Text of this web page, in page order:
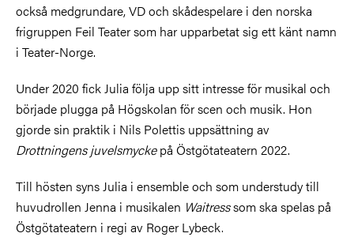
också medgrundare, VD och skådespelare i den norska
frigruppen Feil Teater som har upparbetat sig ett känt namn
i Teater-Norge.
Under 2020 fick Julia följa upp sitt intresse för musikal och
började plugga på Högskolan för scen och musik. Hon
gjorde sin praktik i Nils Polettis uppsättning av
Drottningens juvelsmyckepå Östgötateatern 2022.
Till hösten syns Julia i ensemble och som understudy till
huvudrollen Jenna i musikalen Waitresssom ska spelas på
Östgötateatern i regi av Roger Lybeck.